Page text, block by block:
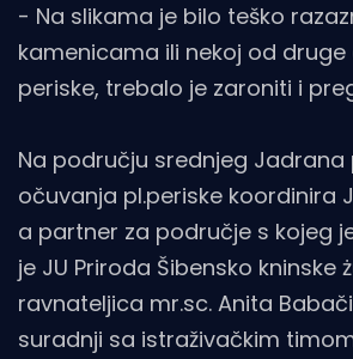
- Na slikama je bilo teško
kamenicama ili nekoj od druge
periske, trebalo je zaroniti i
Na području srednjeg Jadrana
očuvanja pl.periske koordinira
a partner za područje s kojeg
je JU Priroda Šibensko kninske
ravnateljica mr.sc. Anita
suradnji sa istraživačkim